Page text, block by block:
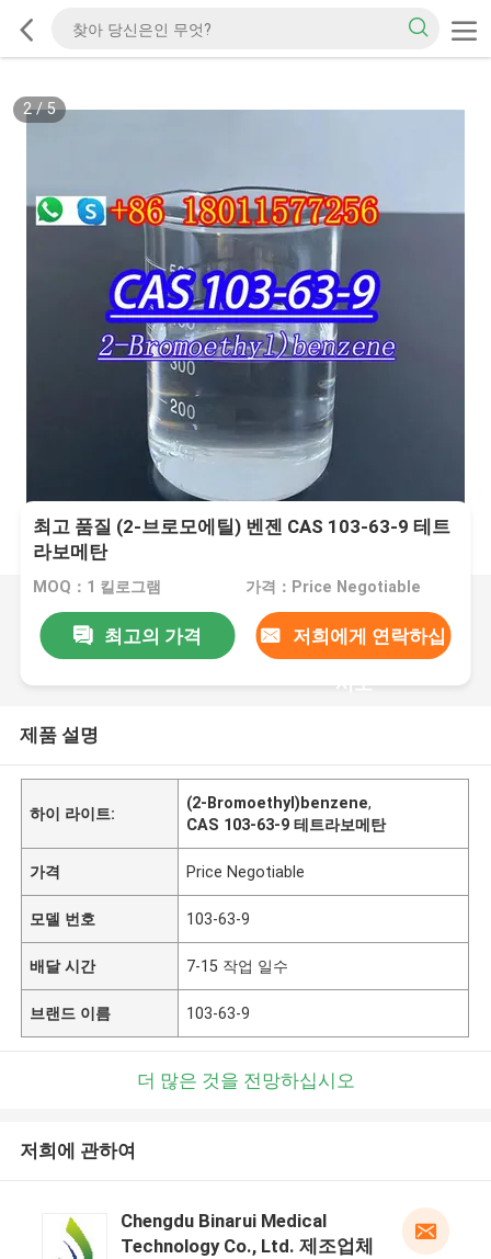
2/5
최고 품질 (2-브로모에틸) 벤젠 CAS 103-63-9 테트
라보메탄
MOQ：1 킬로그램 가격：Price Negotiable
최고의 가격 저희에게 연락하십
시오
제품 설명
하이 라이트:
(2-Bromoethyl)benzene,
CAS 103-63-9 테트라보메탄
가격 Price Negotiable
모델 번호 103-63-9
배달 시간 7-15 작업 일수
브랜드 이름 103-63-9
더 많은 것을 전망하십시오
저희에 관하여
Chengdu Binarui Medical
Technology Co., Ltd. 제조업체